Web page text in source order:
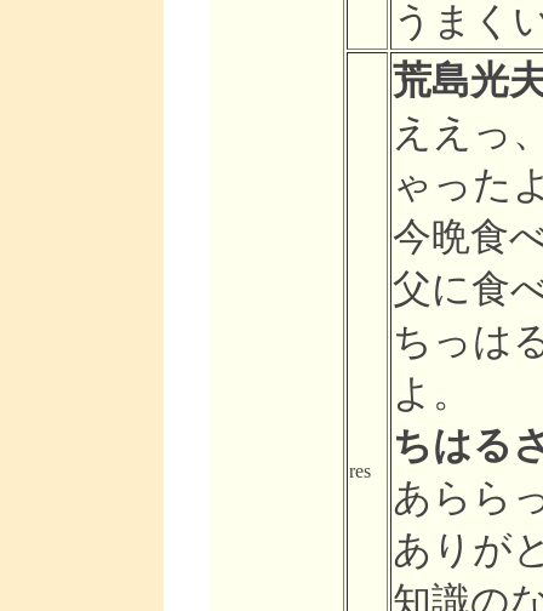
うまく
res
荒島光
ええっ
ゃった
今晩食
父に食
ちっは
よ。
ちはる
あらら
ありが
知識の